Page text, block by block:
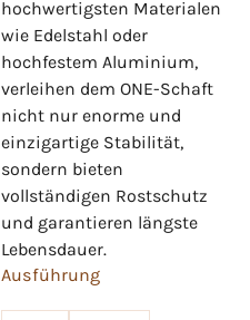
hochwertigsten Materialen
wie Edelstahl oder
hochfestem Aluminium,
verleihen dem ONE-Schaft
nicht nur enorme und
einzigartige Stabilität,
sondern bieten
vollständigen Rostschutz
und garantieren längste
Lebensdauer.
Ausführung